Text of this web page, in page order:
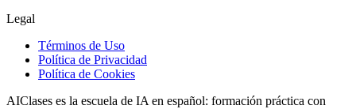
Legal
Términos de Uso
Política de Privacidad
Política de Cookies
AIClases es la escuela de IA en español: formación práctica con